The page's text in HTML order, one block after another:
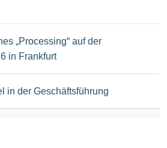
„Processing“ auf der
in Frankfurt
in der Geschäftsführung